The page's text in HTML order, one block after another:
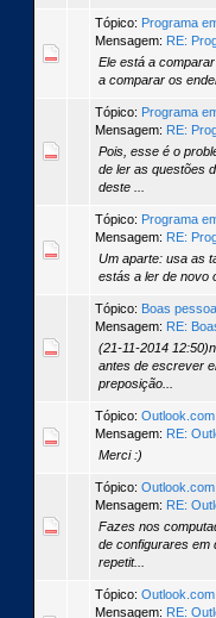
Tópico: Programa
Mensagem: RE:
Ele está a
a comparar os
Tópico: Programa
Mensagem: RE:
Pois, esse é o
de ler as questões
deste ...
Tópico: Programa
Mensagem: RE:
Um aparte: usa as
estás a ler de novo
Tópico: Boas
Mensagem: RE:
(21-11-2014
antes de escrever
preposição...
Tópico: Outlook.com
Mensagem: RE:
Merci :)
Tópico: Outlook.com
Mensagem: RE:
Fazes nos
de configurares em
repetit...
Tópico: Outlook.com
Mensagem: RE: